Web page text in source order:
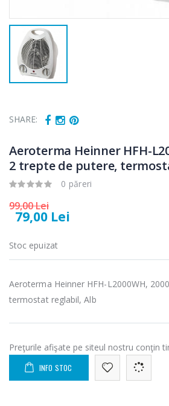
SHARE:
Aeroterma Heinner HFH-
2 trepte de putere,
0 păreri
99,00 Lei
79,00 Lei
Stoc epuizat
Aeroterma Heinner HFH-L2000WH,
termostat reglabil, Alb
Preţurile afişate pe siteul nostru conţin
INFO STOC
-25%
Fierbator
electric cu filtru
89,00 Lei
Masina de tocat
carne Bosch ...
549,00 Lei
carne